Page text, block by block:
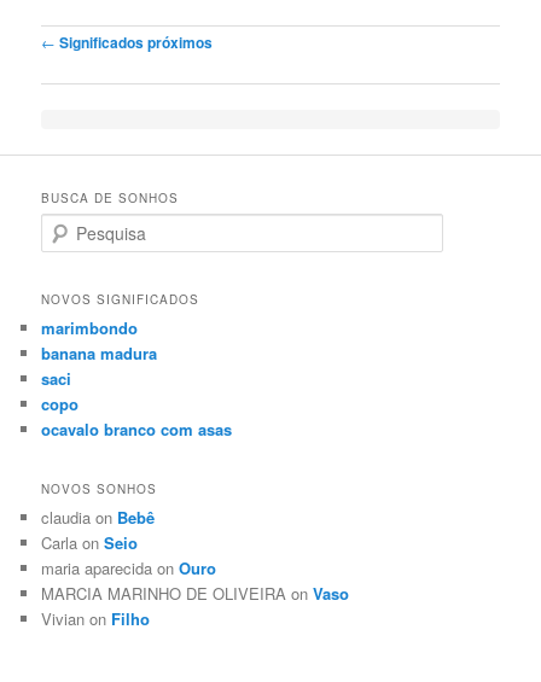
Post navigation
← Significados próximos
BUSCA DE SONHOS
Search
NOVOS SIGNIFICADOS
marimbondo
banana madura
saci
copo
ocavalo branco com asas
NOVOS SONHOS
claudia on Bebê
Carla onSeio
maria aparecida onOuro
MARCIA MARINHO DE OLIVEIRA onVaso
Vivian on Filho